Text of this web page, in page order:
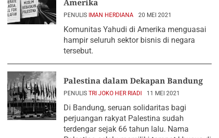
Amerika
PENULIS IMAN HERDIANA 20 MEI 2021
Komunitas Yahudi di Amerika menguasai
hampir seluruh sektor bisnis di negara
tersebut.
Palestina dalam Dekapan Bandung
PENULIS TRI JOKO HER RIADI 11 MEI 2021
Di Bandung, seruan solidaritas bagi
perjuangan rakyat Palestina sudah
terdengar sejak 66 tahun lalu. Nama